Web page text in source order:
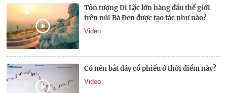
Tôn tượng Di Lặc lớn hàng đầu thế giới
trên núi Bà Đen được tạo tác như nào?
Video
Có nên bắt đáy cổ phiếu ở thời điểm này?
Video